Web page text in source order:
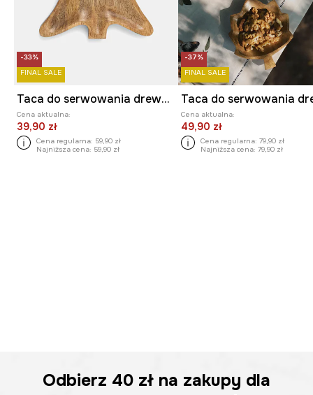
-33%
FINAL SALE
Taca do serwowania drewniana - choinka
Cena aktualna:
39,90 zł
Cena regularna: 59,90 zł
Najniższa cena: 59,90 zł
-37%
FINAL SALE
Cena aktualna:
49,90 zł
Cena regularna: 79,90 zł
Najniższa cena: 79,90 zł
Odbierz 40 zł na zakupy dla